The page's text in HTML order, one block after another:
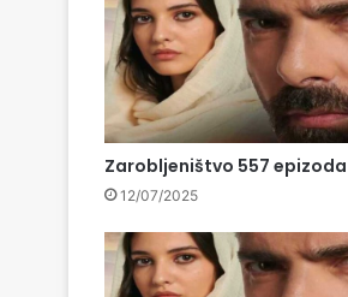
Zarobljeništvo 557 epizoda
12/07/2025